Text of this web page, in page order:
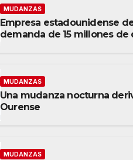
MUDANZAS
Empresa estadounidense
demanda de 15 millones
MUDANZAS
Una mudanza nocturna
Ourense
MUDANZAS